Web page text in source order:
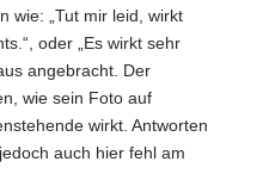
wie: „Tut mir leid, wirkt
oder „Es wirkt sehr
angebracht. Der
wie sein Foto auf
wirkt. Antworten
auch hier fehl am